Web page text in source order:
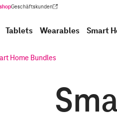
Geschäftskunden
(Wird in einem neuen Tab geöffnet)
Tablets Wearables Smart
Home Bundles